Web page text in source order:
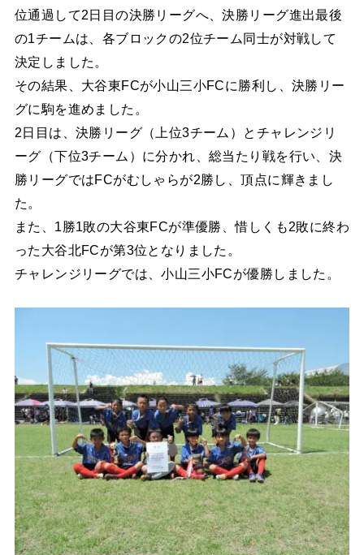
位通過して2日目の決勝リーグへ、決勝リーグ進出最後
の1チームは、各ブロックの2位チーム同士が対戦して
決定しました。
その結果、大谷東FCが小山三小FCに勝利し、決勝リー
グに駒を進めました。
2日目は、決勝リーグ（上位3チーム）とチャレンジリ
ーグ（下位3チーム）に分かれ、総当たり戦を行い、決
勝リーグではFCがむしゃらが2勝し、頂点に輝きまし
た。
また、1勝1敗の大谷東FCが準優勝、惜しくも2敗に終わ
った大谷北FCが第3位となりました。
チャレンジリーグでは、小山三小FCが優勝しました。